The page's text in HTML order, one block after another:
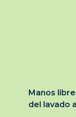
Manos
del lavado